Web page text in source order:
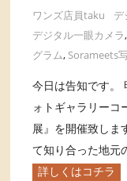
ワンズ店員taku デ
デジタル一眼カメラ,
グラム, Sorameets
今日は告知です。
ォトギャラリー
展』を開催致し
て知り合った地元
詳しくはコチラ